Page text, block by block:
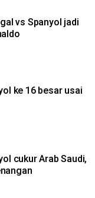
vs Spanyol jadi
ke 16 besar usai